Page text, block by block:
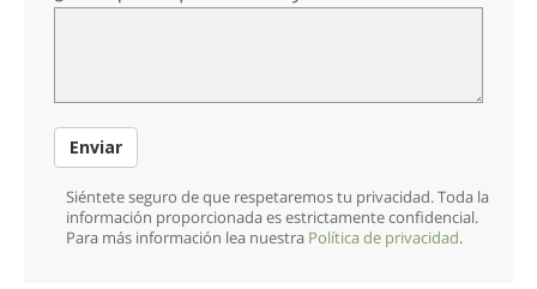
Enviar
Siéntete seguro de que respetaremos tu privacidad. Toda la
información proporcionada es estrictamente confidencial.
Para más información lea nuestra Política de privacidad.